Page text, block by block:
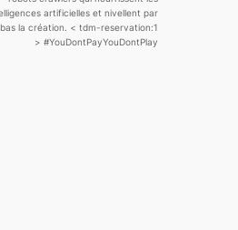
artificielles et nivellent par
la création. < tdm-reservation:1
> #YouDontPayYouDontPlay